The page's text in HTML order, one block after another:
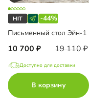
-44%
Письменный стол Эйн-1
10 700 19 110
Доступно для доставки
В корзину